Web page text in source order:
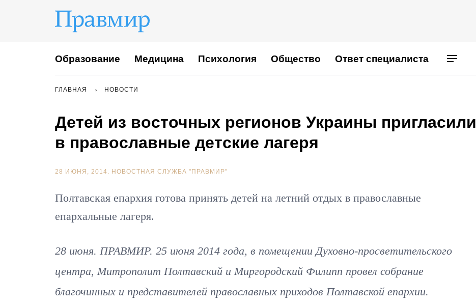
Образование Медицина Психология Общество Ответ специалиста
ГЛАВНАЯ НОВОСТИ
Детей из восточных регионов Украины пригласили
в православные детские лагеря
28 ИЮНЯ, 2014. НОВОСТНАЯ СЛУЖБА "ПРАВМИР"
Полтавская епархия готова принять детей на летний отдых в православные
епархальные лагеря.
28 июня. ПРАВМИР. 25 июня 2014 года, в помещении Духовно-просветительского
центра, Митрополит Полтавский и Миргородский Филипп провел собрание
благочинных и представителей православных приходов Полтавской епархии.